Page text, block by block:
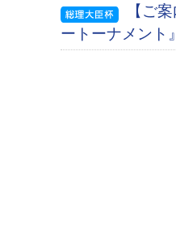
【ご
ートーナメント